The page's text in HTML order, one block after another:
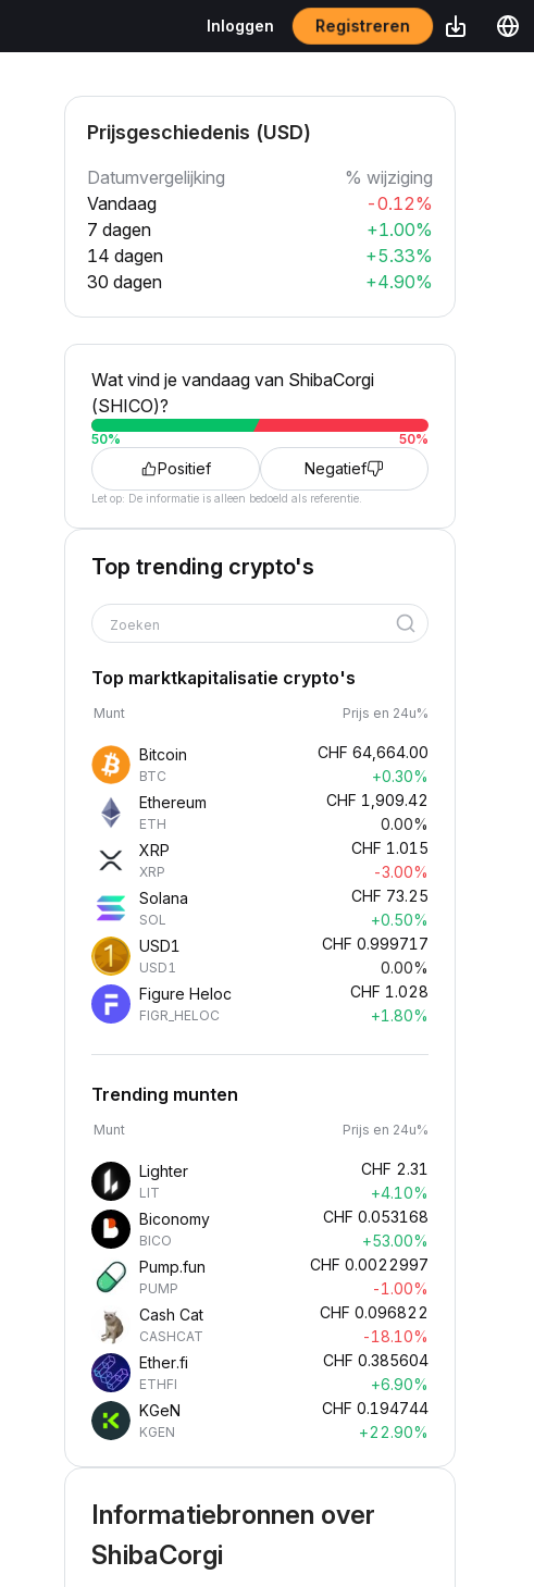
Inloggen Registreren
Prijsgeschiedenis (USD)
Datumvergelijking
% wijziging
Vandaag
-0.12%
7 dagen
+1.00%
14 dagen
+5.33%
30 dagen
+4.90%
Wat vind je vandaag van ShibaCorgi
(SHICO)?
50% 50%
Positief Negatief
Let op: De informatie is alleen bedoeld als referentie.
Top trending crypto's
Zoeken
Top marktkapitalisatie crypto's
Munt Prijs en 24u%
Bitcoin
BTC
CHF 64,664.00
+0.30%
Ethereum
ETH
CHF 1,909.42
0.00%
XRP
XRP
CHF 1.015
-3.00%
Solana
SOL
CHF 73.25
+0.50%
USD1
USD1
CHF 0.999717
0.00%
Figure Heloc
FIGR_HELOC
CHF 1.028
+1.80%
Trending munten
Munt Prijs en 24u%
Lighter
LIT
CHF 2.31
+4.10%
Biconomy
BICO
CHF 0.053168
+53.00%
Pump.fun
PUMP
CHF 0.0022997
-1.00%
Cash Cat
CASHCAT
CHF 0.096822
-18.10%
Ether.fi
ETHFI
CHF 0.385604
+6.90%
KGeN
KGEN
CHF 0.194744
+22.90%
Informatiebronnen over
ShibaCorgi